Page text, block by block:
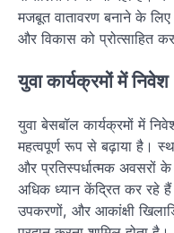
मजबूत वातावरण बनाने के लिए
और विकास को प्रोत्साहित
युवा कार्यक्रमों में निवेश
युवा बेसबॉल कार्यक्रमों में
महत्वपूर्ण रूप से बढ़ाया है।
और प्रतिस्पर्धात्मक अवसरों
अधिक ध्यान केंद्रित कर रहे
उपकरणों, और आकांक्षी